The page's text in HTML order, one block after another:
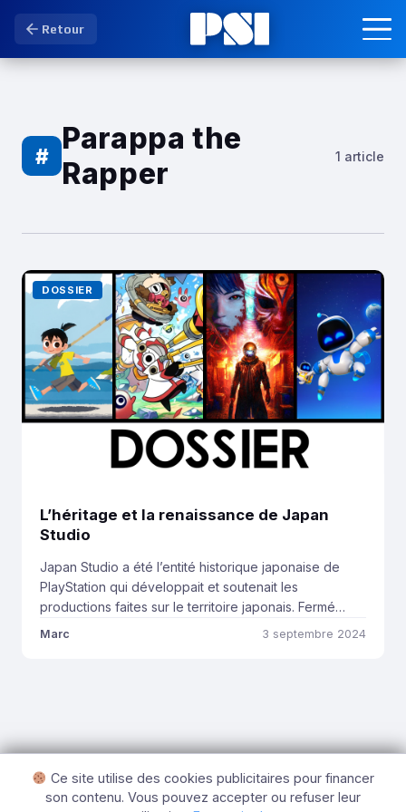
Retour
#
Parappa the
Rapper
1 article
DOSSIER
L’héritage et la renaissance de Japan
Studio
Japan Studio a été l’entité historique japonaise de
PlayStation qui développait et soutenait les
productions faites sur le territoire japonais. Fermé
depuis 2021, le studio rayonne à nouveau chaque
Marc 3 septembre 2024
Ce site utilise des cookies publicitaires pour financer
son contenu. Vous pouvez accepter ou refuser leur